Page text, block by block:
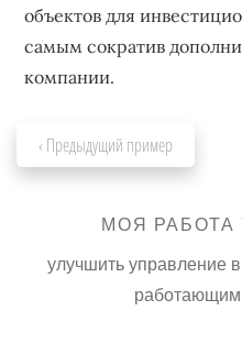
объектов для
самым сократив
компании.
‹ Предыдущий пример
МОЯ
улучшить управление
работающим